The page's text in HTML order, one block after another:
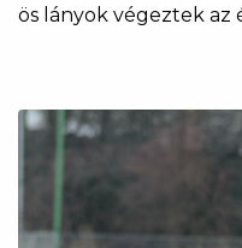
ös lányok végeztek az